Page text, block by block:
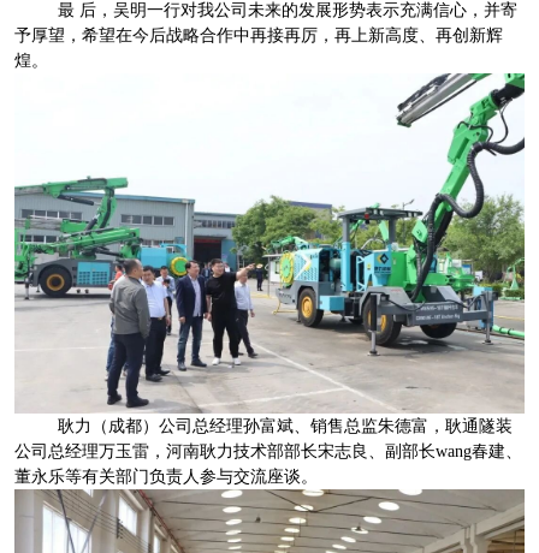
最 后，吴明一行对我公司未来的发展形势表示充满信心，并寄
予厚望，希望在今后战略合作中再接再厉，再上新高度、再创新辉
煌。
耿力（成都）公司总经理孙富斌、销售总监朱德富，耿通隧装
公司总经理万玉雷，河南耿力技术部部长宋志良、副部长wang春建、
董永乐等有关部门负责人参与交流座谈。